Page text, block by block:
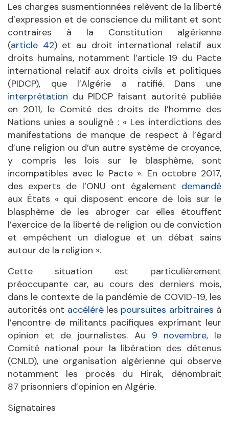
Les charges susmentionnées relèvent de la liberté
d’expression et de conscience du militant et sont
contraires à la Constitution algérienne
(article 42) et au droit international relatif aux
droits humains, notamment l’article 19 du Pacte
international relatif aux droits civils et politiques
(PIDCP), que l’Algérie a ratifié. Dans une
interprétation du PIDCP faisant autorité publiée
en 2011, le Comité des droits de l’homme des
Nations unies a souligné : « Les interdictions des
manifestations de manque de respect à l’égard
d’une religion ou d’un autre système de croyance,
y compris les lois sur le blasphème, sont
incompatibles avec le Pacte ». En octobre 2017,
des experts de l’ONU ont également demandé
aux États « qui disposent encore de lois sur le
blasphème de les abroger car elles étouffent
l’exercice de la liberté de religion ou de conviction
et empêchent un dialogue et un débat sains
autour de la religion ».
Cette situation est particulièrement
préoccupante car, au cours des derniers mois,
dans le contexte de la pandémie de COVID-19, les
autorités ont accéléréles poursuites arbitraires à
l’encontre de militants pacifiques exprimant leur
opinion et de journalistes. Au 9 novembre, le
Comité national pour la libération des détenus
(CNLD), une organisation algérienne qui observe
notamment les procès du Hirak, dénombrait
87 prisonniers d’opinion en Algérie.
Signataires